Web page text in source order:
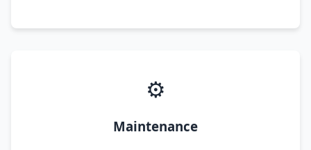
⚙️
Maintenance